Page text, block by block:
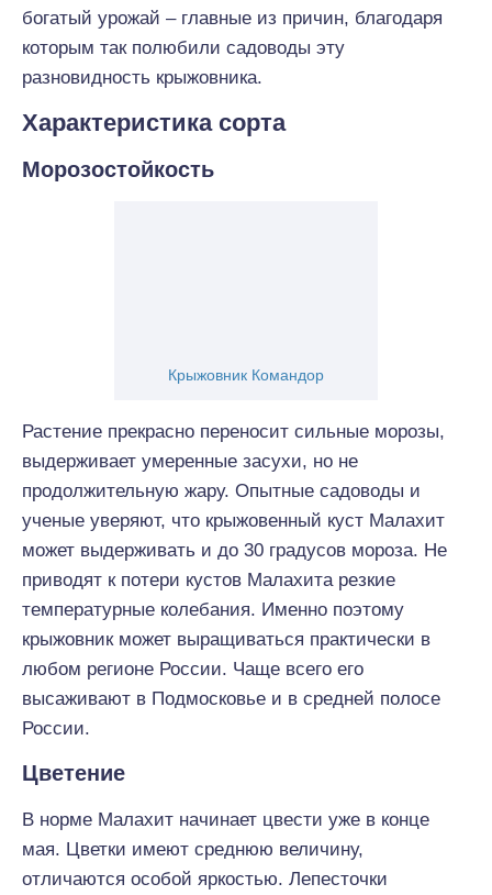
богатый урожай – главные из причин, благодаря
которым так полюбили садоводы эту
разновидность крыжовника.
Характеристика сорта
Морозостойкость
Крыжовник Командор
Растение прекрасно переносит сильные морозы,
выдерживает умеренные засухи, но не
продолжительную жару. Опытные садоводы и
ученые уверяют, что крыжовенный куст Малахит
может выдерживать и до 30 градусов мороза. Не
приводят к потери кустов Малахита резкие
температурные колебания. Именно поэтому
крыжовник может выращиваться практически в
любом регионе России. Чаще всего его
высаживают в Подмосковье и в средней полосе
России.
Цветение
В норме Малахит начинает цвести уже в конце
мая. Цветки имеют среднюю величину,
отличаются особой яркостью. Лепесточки